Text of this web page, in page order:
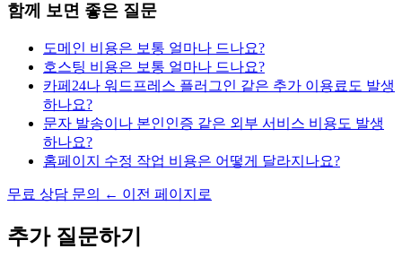
함께 보면 좋은 질문
도메인 비용은 보통 얼마나 드나요?
호스팅 비용은 보통 얼마나 드나요?
카페24나 워드프레스 플러그인 같은 추가 이용료도 발생
하나요?
문자 발송이나 본인인증 같은 외부 서비스 비용도 발생
하나요?
홈페이지 수정 작업 비용은 어떻게 달라지나요?
무료 상담 문의 ← 이전 페이지로
추가 질문하기